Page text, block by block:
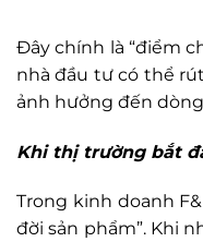
Đây chính là “điểm
nhà đầu tư có thể
ảnh hưởng đến
Khi thị trường bắt
Trong kinh doanh
đời sản phẩm”. Khi